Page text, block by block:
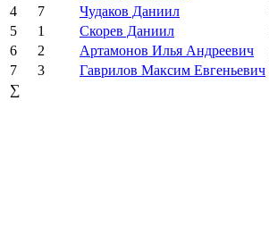
4
7 Чудаков Даниил
5
1 Скорев Даниил
6
2 Артамонов Илья Андреевич
7
3 Гаврилов Максим Евгеньевич
∑